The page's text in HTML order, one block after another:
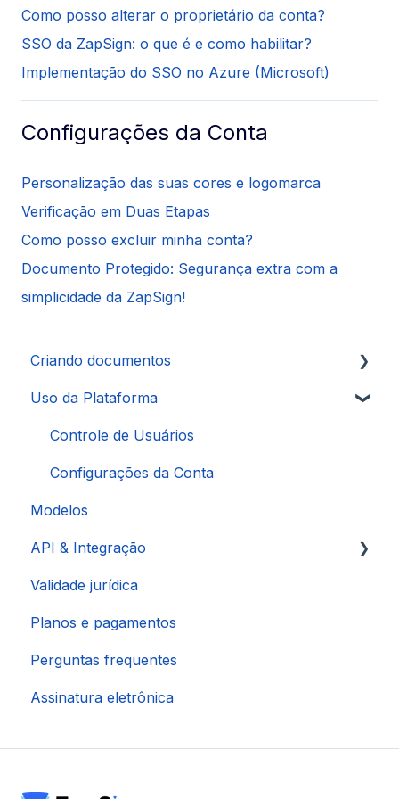
Como posso alterar o proprietário da conta?
SSO da ZapSign: o que é e como habilitar?
Implementação do SSO no Azure (Microsoft)
Configurações da Conta
Personalização das suas cores e logomarca
Verificação em Duas Etapas
Como posso excluir minha conta?
Documento Protegido: Segurança extra com a
simplicidade da ZapSign!
Criando documentos
Autenticações
Signatários
Uso da Plataforma
Controle de Usuários
Configurações da Conta
Modelos
API & Integração
Integração via Pluga
Integração via Make
Integração HubSpot
Integração via Zapier
Validade jurídica
Planos e pagamentos
Perguntas frequentes
Assinatura eletrônica